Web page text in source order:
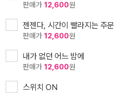
판매가 12,600원
젠젠다, 시간이 빨라지는 주문
판매가 12,600원
내가 없던 어느 밤에
판매가 12,600원
스위치 ON